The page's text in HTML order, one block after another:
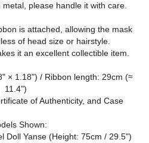
please handle it with care.
is attached, allowing the mask
of head size or hairstyle.
it an excellent collectible item.
× 1.18") / Ribbon length: 29cm (≈
11.4")
of Authenticity, and Case
Shown:
Doll Yanse (Height: 75cm / 29.5")